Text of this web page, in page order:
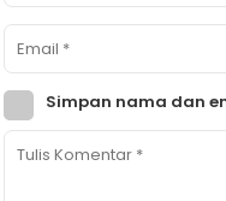
Simpan nama dan